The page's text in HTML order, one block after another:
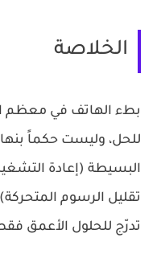
الخلاصة
بطء الهاتف في معظم
للحل، وليست حكماً
البسيطة (إعادة
تقليل الرسوم
تدرّج للحلول الأعمق فقط